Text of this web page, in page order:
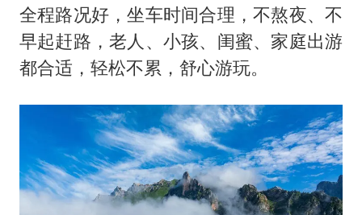
全程路况好，坐车时间合理，不熬夜、不
早起赶路，老人、小孩、闺蜜、家庭出游
都合适，轻松不累，舒心游玩。